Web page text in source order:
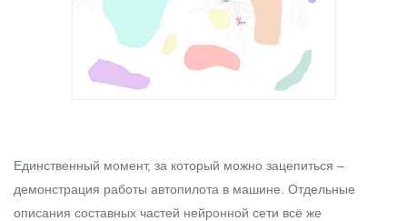
Единственный момент, за который можно зацепиться –
демонстрация работы автопилота в машине. Отдельные
описания составных частей нейронной сети всё же